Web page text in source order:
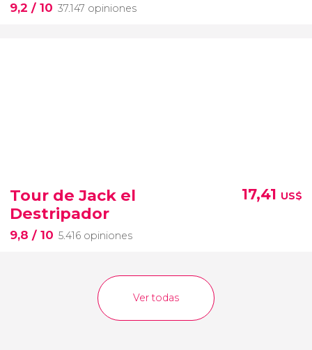
9,2 / 10 37.147 opiniones
Tour de Jack el
Destripador
9,8 / 10 5.416 opiniones
17,41 US$
Ver todas